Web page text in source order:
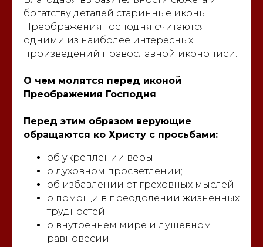
богатству деталей старинные иконы
Преображения Господня считаются
одними из наиболее интересных
произведений православной иконописи.
О чем молятся перед иконой
Преображения Господня
Перед этим образом верующие
обращаются ко Христу с просьбами:
об укреплении веры;
о духовном просветлении;
об избавлении от греховных мыслей;
о помощи в преодолении жизненных
трудностей;
о внутреннем мире и душевном
равновесии;